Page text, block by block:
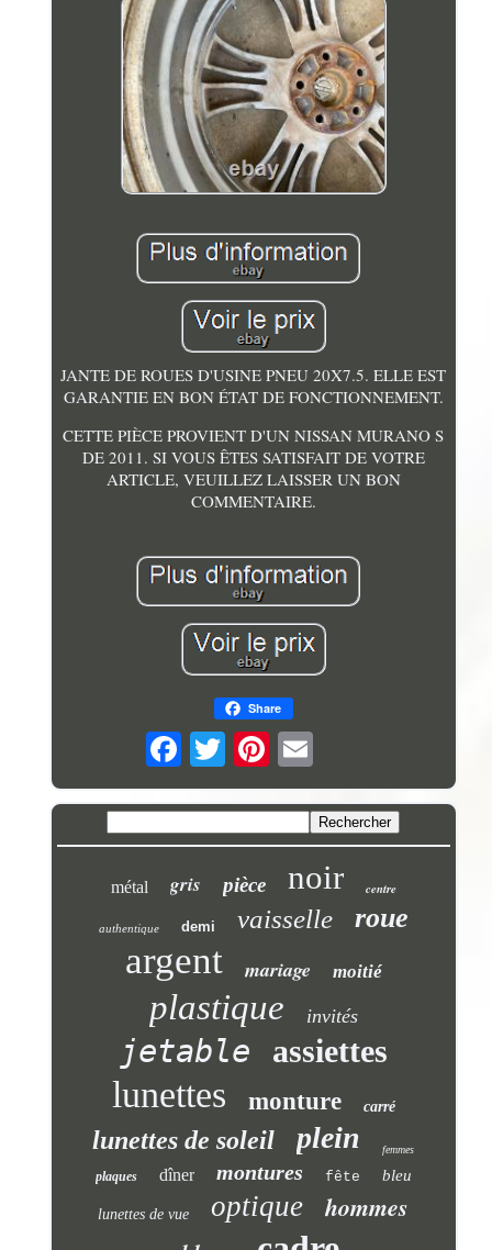
JANTE DE ROUES D'USINE PNEU 20X7.5. ELLE EST
GARANTIE EN BON ÉTAT DE FONCTIONNEMENT.
CETTE PIÈCE PROVIENT D'UN NISSAN MURANO S
DE 2011. SI VOUS ÊTES SATISFAIT DE VOTRE
ARTICLE, VEUILLEZ LAISSER UN BON
COMMENTAIRE.
Share
métal gris pièce noir centre
authentique demi vaisselle roue
argent mariage moitié
plastique invités
jetable assiettes
lunettes monture carré
lunettes de soleil plein femmes
plaques dîner montures fête bleu
lunettes de vue optique hommes